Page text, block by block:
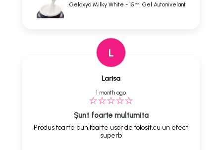
Gelaxyo Milky White - 15ml Gel Autonivelant
L
Larisa
1 month ago
Șunt foarte multumita
Produs foarte bun,foarte usor de folosit,cu un efect
superb